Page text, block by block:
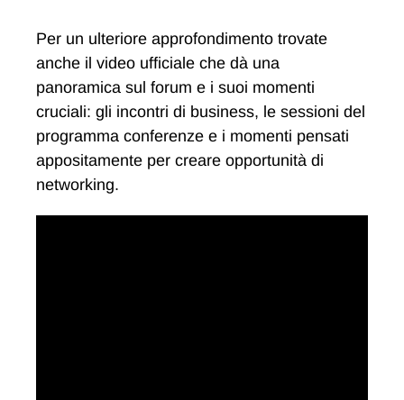
Per un ulteriore approfondimento trovate
anche il video ufficiale che dà una
panoramica sul forum e i suoi momenti
cruciali: gli incontri di business, le sessioni del
programma conferenze e i momenti pensati
appositamente per creare opportunità di
networking.